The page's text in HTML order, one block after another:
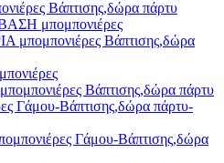
Βάπτισης,δώρα πάρτυ
μπομπονιέρες
Βάπτισης,δώρα
Βάπτισης,δώρα πάρτυ
Γάμου-Βάπτισης,δώρα πάρτυ-
Γάμου-Βάπτισης,δώρα